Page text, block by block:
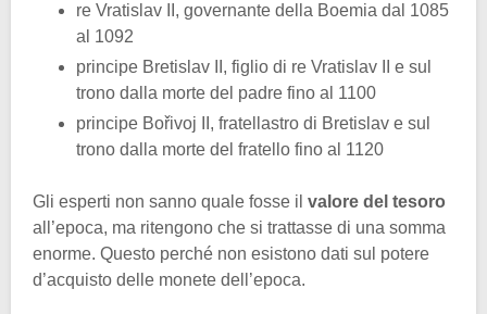
re Vratislav II, governante della Boemia dal 1085
al 1092
principe Bretislav II, figlio di re Vratislav II e sul
trono dalla morte del padre fino al 1100
principe Bořivoj II, fratellastro di Bretislav e sul
trono dalla morte del fratello fino al 1120
Gli esperti non sanno quale fosse il valore del tesoro
all’epoca, ma ritengono che si trattasse di una somma
enorme. Questo perché non esistono dati sul potere
d’acquisto delle monete dell’epoca.